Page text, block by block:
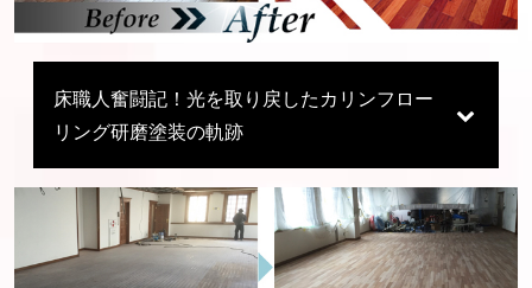
床職人奮闘記！光を取り戻したカリンフロー
リング研磨塗装の軌跡